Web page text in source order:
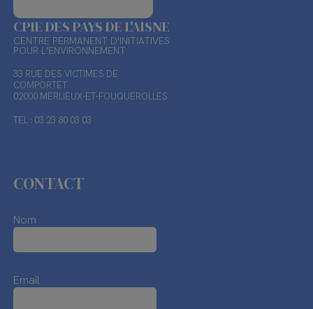
CPIE DES PAYS DE L'AISNE
CENTRE PERMANENT D'INITIATIVES
POUR L'ENVIRONNEMENT
33 RUE DES VICTIMES DE
COMPORTET
02000 MERLIEUX-ET-FOUQUEROLLES
TEL : 03 23 80 03 03
CONTACT
Nom
Email